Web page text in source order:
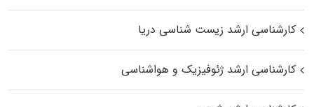
کارشناسی ارشد زیست‌ شناسی دریا
کارشناسی ارشد ژئوفیزیک و هواشناسی